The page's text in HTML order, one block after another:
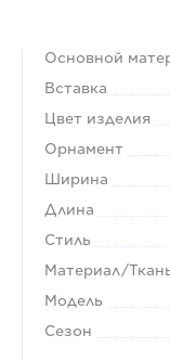
Основной
Вставка
Цвет изделия
Орнамент
Ширина
Длина
Стиль
Материал/
Модель
Сезон